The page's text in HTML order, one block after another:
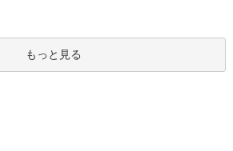
もっと見る